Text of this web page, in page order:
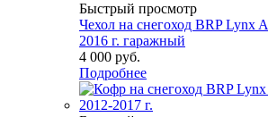
Быстрый просмотр
Чехол на снегоход BRP Lynx
2016 г. гаражный
4 000 руб.
Подробнее